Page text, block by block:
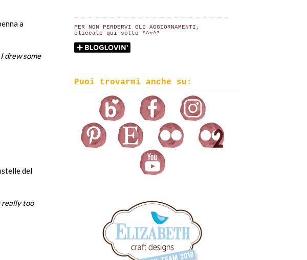
a
drew some
del
really too
PER NON PERDERVI GLI AGGIORNAMENTI,
cliccate qui sotto *^▽^*
Puoi trovarmi anche su: